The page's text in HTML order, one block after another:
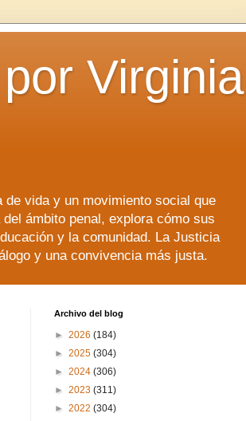
Virginia
vida y un movimiento social que
ámbito penal, explora cómo sus
y la comunidad. La Justicia
y una convivencia más justa.
Archivo del blog
► 2026 (184)
► 2025 (304)
► 2024 (306)
► 2023 (311)
► 2022 (304)